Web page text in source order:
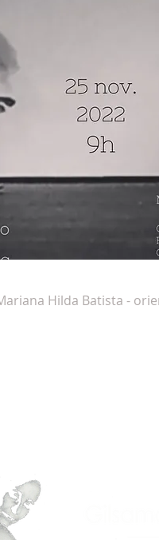
Hilda Batista -